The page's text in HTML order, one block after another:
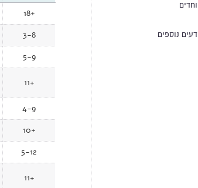
נוספים
18+
3-8
5-9
11+
4-9
10+
5-12
11+